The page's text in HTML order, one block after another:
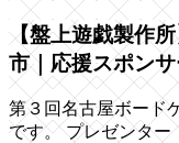
【盤上遊戯製作
市｜応援スポン
第３回名古屋ボード
です。 プレゼンタ